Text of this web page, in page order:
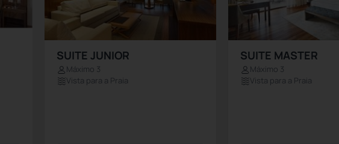
SUITE JUNIOR
Máximo 3
Vista para a Praia
SUITE MASTER
Máximo 3
Vista para a Praia